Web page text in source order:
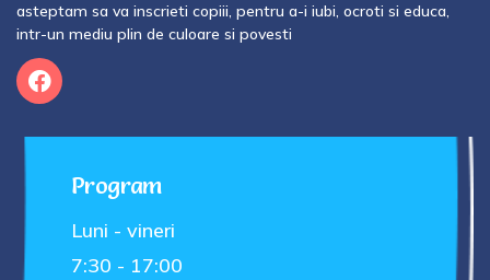
asteptam sa va inscrieti copiii, pentru a-i iubi, ocroti si educa,
intr-un mediu plin de culoare si povesti
Program
Luni - vineri
7:30 - 17:00